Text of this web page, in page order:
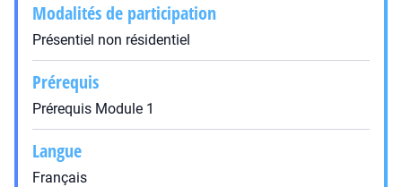
Modalités de participation
Présentiel non résidentiel
Prérequis
Prérequis Module 1
Langue
Français